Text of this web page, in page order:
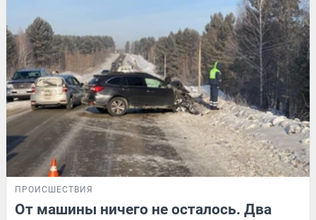
ПРОИСШЕСТВИЯ
От машины ничего не осталось. Два